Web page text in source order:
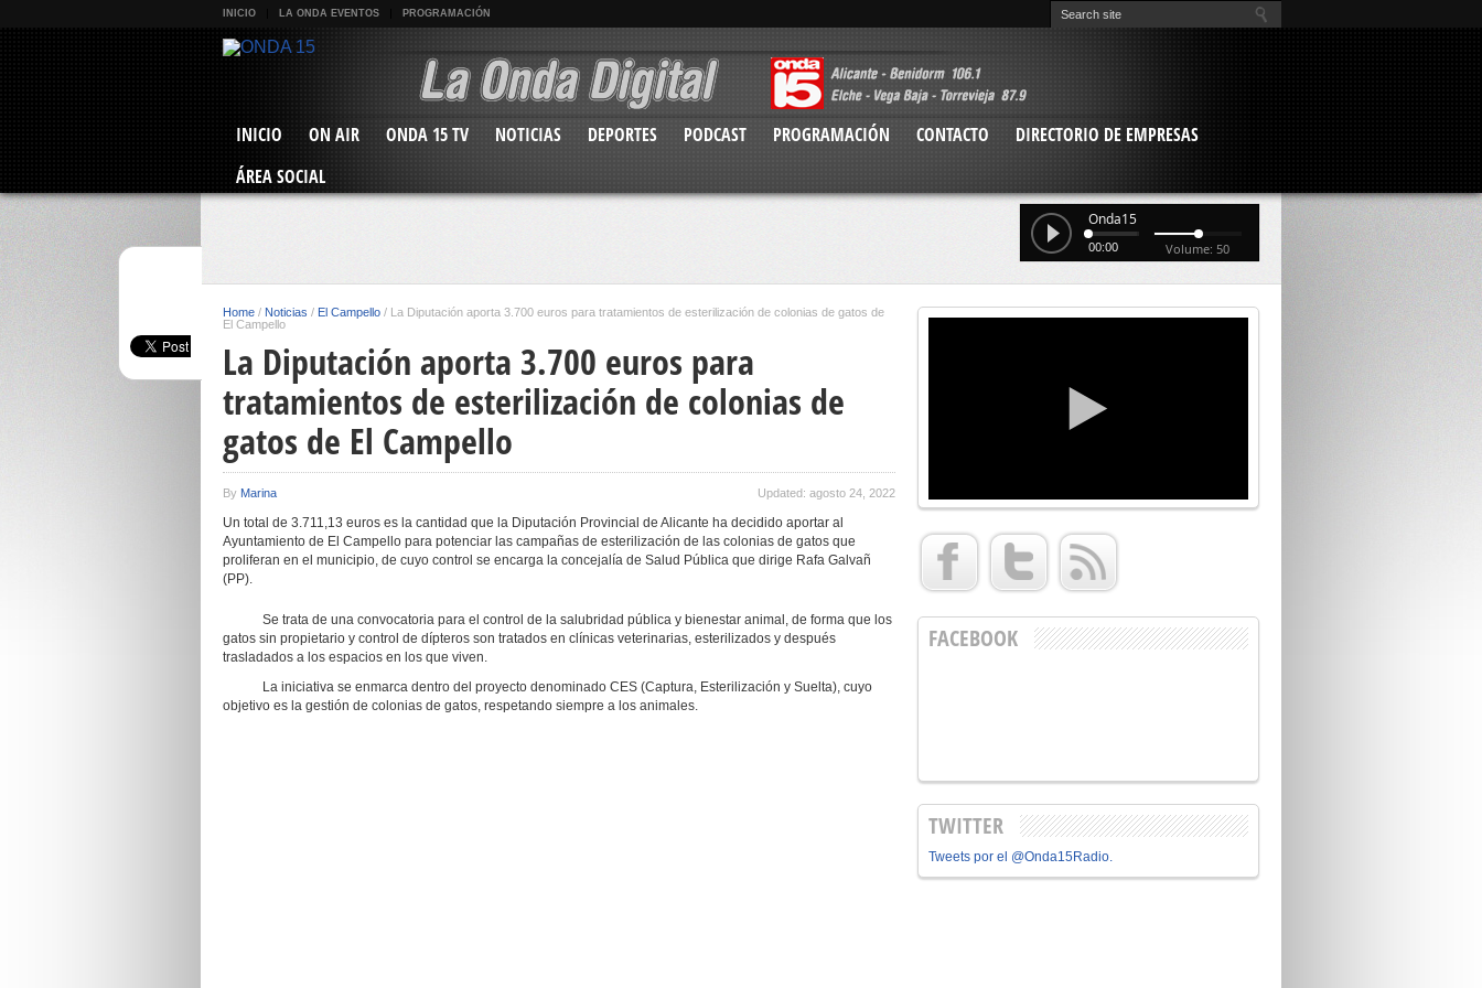
INICIO LA ONDA EVENTOS PROGRAMACIÓN
INICIO ON AIR ONDA 15 TV NOTICIAS DEPORTES PODCAST PROGRAMACIÓN CONTACTO
DIRECTORIO DE EMPRESAS
ÁREA SOCIAL
Onda15
00:00 Volume: 50
Home / Noticias / El Campello / La Diputación aporta 3.700 euros para tratamientos de esterilización de colonias de gatos de
El Campello
La Diputación aporta 3.700 euros para
tratamientos de esterilización de colonias de
gatos de El Campello
By Marina Updated: agosto 24, 2022
Un total de 3.711,13 euros es la cantidad que la Diputación Provincial de Alicante ha decidido aportar al
Ayuntamiento de El Campello para potenciar las campañas de esterilización de las colonias de gatos que
proliferan en el municipio, de cuyo control se encarga la concejalía de Salud Pública que dirige Rafa Galvañ
(PP).
Se trata de una convocatoria para el control de la salubridad pública y bienestar animal, de forma que los
gatos sin propietario y control de dípteros son tratados en clínicas veterinarias, esterilizados y después
trasladados a los espacios en los que viven.
La iniciativa se enmarca dentro del proyecto denominado CES (Captura, Esterilización y Suelta), cuyo
objetivo es la gestión de colonias de gatos, respetando siempre a los animales.
FACEBOOK
TWITTER
Tweets por el @Onda15Radio.